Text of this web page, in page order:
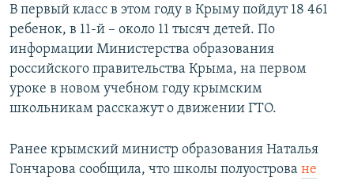
В первый класс в этом году в Крыму пойдут 18 461
ребенок, в 11-й – около 11 тысяч детей. По
информации Министерства образования
российского правительства Крыма, на первом
уроке в новом учебном году крымским
школьникам расскажут о движении ГТО.
Ранее крымский министр образования Наталья
Гончарова сообщила, что школы полуострова не